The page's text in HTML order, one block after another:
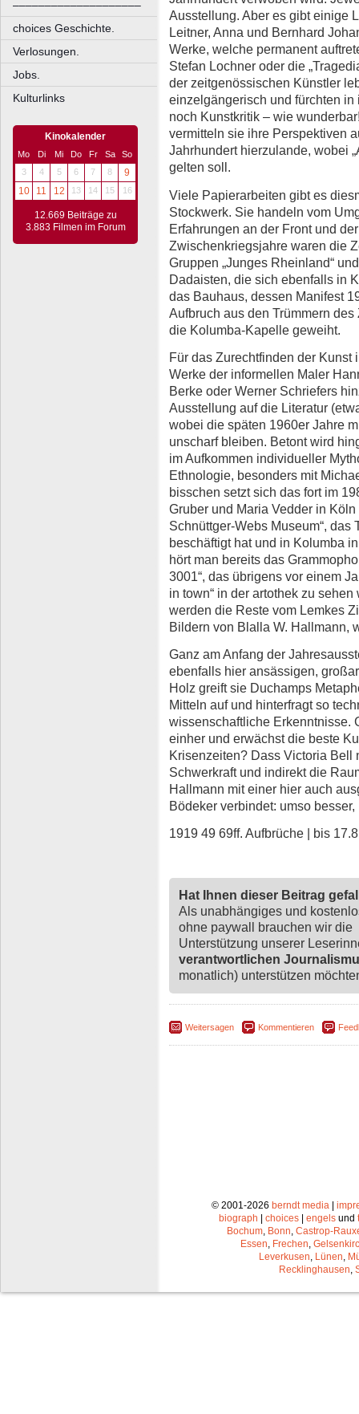
––––––––––––––––––––
choices Geschichte.
Verlosungen.
Jobs.
Kulturlinks
Kinokalender
Mo Di Mi Do Fr Sa
So
3
4 5 6 7 8
9
10
11 12 13 14 15 16
12.669 Beiträge zu
3.883 Filmen im Forum
Ausstellung. Aber es gibt einige
Leitner, Anna und Bernhard
Werke, welche permanent
Stefan Lochner oder die
der zeitgenössischen Künstler
einzelgängerisch und fürchten in
noch Kunstkritik – wie
vermitteln sie ihre Perspektiven
Jahrhundert hierzulande, wobei
gelten soll.
Viele Papierarbeiten gibt es
Stockwerk. Sie handeln vom
Erfahrungen an der Front und
Zwischenkriegsjahre waren die
Gruppen „Junges Rheinland“
Dadaisten, die sich ebenfalls in
das Bauhaus, dessen Manifest
Aufbruch aus den Trümmern
die Kolumba-Kapelle geweiht.
Für das Zurechtfinden der
Werke der informellen Maler
Berke oder Werner Schriefers
Ausstellung auf die Literatur
wobei die späten 1960er Jahre
unscharf bleiben. Betont wird
im Aufkommen individueller
Ethnologie, besonders mit
bisschen setzt sich das fort im
Gruber und Maria Vedder in
Schnüttger-Webs Museum“, das
beschäftigt hat und in Kolumba
hört man bereits das
3001“, das übrigens vor einem
in town“ in der artothek zu
werden die Reste vom Lemkes
Bildern von Blalla W. Hallmann,
Ganz am Anfang der
ebenfalls hier ansässigen,
Holz greift sie Duchamps
Mitteln auf und hinterfragt so
wissenschaftliche Erkenntnisse.
einher und erwächst die beste
Krisenzeiten? Dass Victoria Bell
Schwerkraft und indirekt die
Hallmann mit einer hier auch
Bödeker verbindet: umso
1919 49 69ff. Aufbrüche | bis
Hat Ihnen dieser Beitrag
Als unabhängiges und
ohne paywall brauchen wir die
Unterstützung unserer
verantwortlichen
monatlich) unterstützen
Weitersagen Kommentieren
© 2001-2026 berndt media|
biograph
choices engels und
Bochum, Bonn, Castrop-
Essen, Frechen,
Leverkusen, Lünen,
Recklinghausen,